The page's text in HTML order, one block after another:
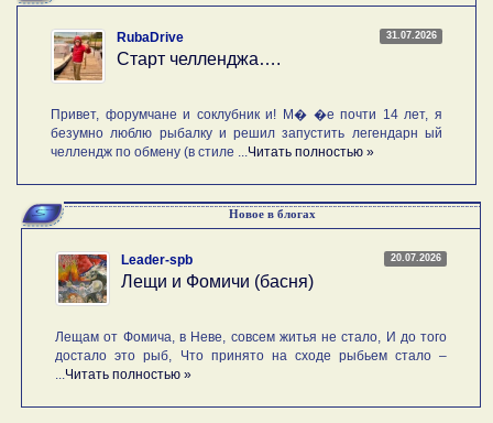
31.07.2026
RubaDrive
Старт челленджа….
Привет, форумчане и соклубник и! М� �е почти 14 лет, я
безумно люблю рыбалку и решил запустить легендарн ый
челлендж по обмену (в стиле ...Читать полностью »
Новое в блогах
20.07.2026
Leader-spb
Лещи и Фомичи (басня)
Лещам от Фомича, в Неве, совсем житья не стало, И до того
достало это рыб, Что принято на сходе рыбьем стало –
...Читать полностью »